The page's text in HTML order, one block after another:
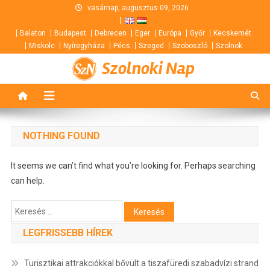
content
vasárnap, augusztus 09, 2026
Balaton Budapest Debrecen Eger Európa Győr
Kecskemét
Miskolc
Nyíregyháza Pécs Szeged Szoboszló Szolnok
Szolnoki Nap
NOTHING FOUND
It seems we can’t find what you’re looking for. Perhaps searching
can help.
Keresés:
LEGFRISSEBB HÍREK
Turisztikai attrakciókkal bővült a tiszafüredi szabadvízi strand